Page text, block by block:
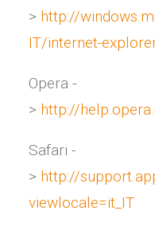
> http://
IT/internet-
Opera -
> http://
Safari -
> http://
viewlocale=it_IT